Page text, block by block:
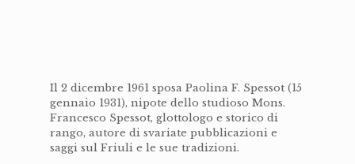
Il 2 dicembre 1961 sposa Paolina F. Spessot (15
gennaio 1931), nipote dello studioso Mons.
Francesco Spessot, glottologo e storico di
rango, autore di svariate pubblicazioni e
saggi sul Friuli e le sue tradizioni.